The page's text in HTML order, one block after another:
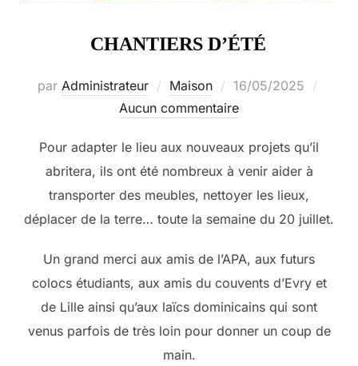
CHANTIERS D’ÉTÉ
par Administrateur Maison
Publié
le
16/05/2025
Aucun commentaire
Pour adapter le lieu aux nouveaux projets qu’il
abritera, ils ont été nombreux à venir aider à
transporter des meubles, nettoyer les lieux,
déplacer de la terre… toute la semaine du 20 juillet.
Un grand merci aux amis de l’APA, aux futurs
colocs étudiants, aux amis du couvents d’Evry et
de Lille ainsi qu’aux laïcs dominicains qui sont
venus parfois de très loin pour donner un coup de
main.